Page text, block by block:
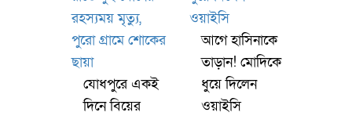
যোধপুরে একই
দিনে বিয়ের
আগে হাসিনাকে
তাড়ান! মোদিকে
ধুয়ে দিলেন
ওয়াইসি